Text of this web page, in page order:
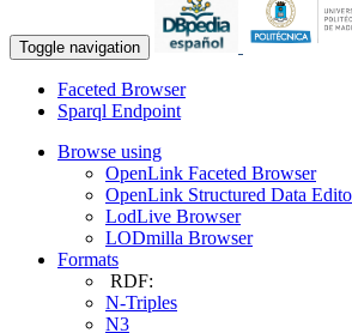
Toggle navigation
Faceted Browser
Sparql Endpoint
Browse using
OpenLink Faceted Browser
OpenLink Structured Data
LodLive Browser
LODmilla Browser
Formats
RDF:
N-Triples
N3